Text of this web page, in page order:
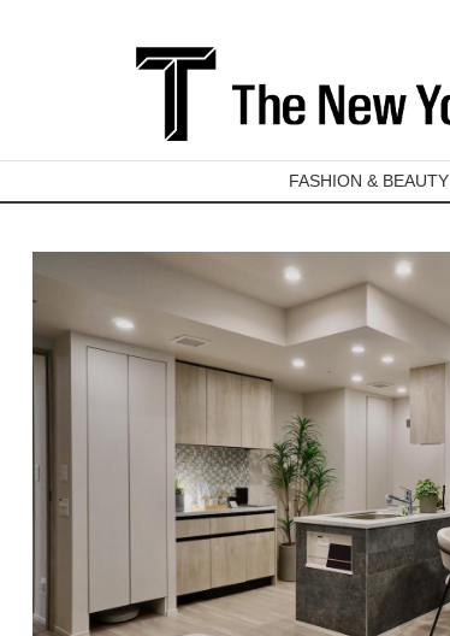
FASHION & BEAUTY